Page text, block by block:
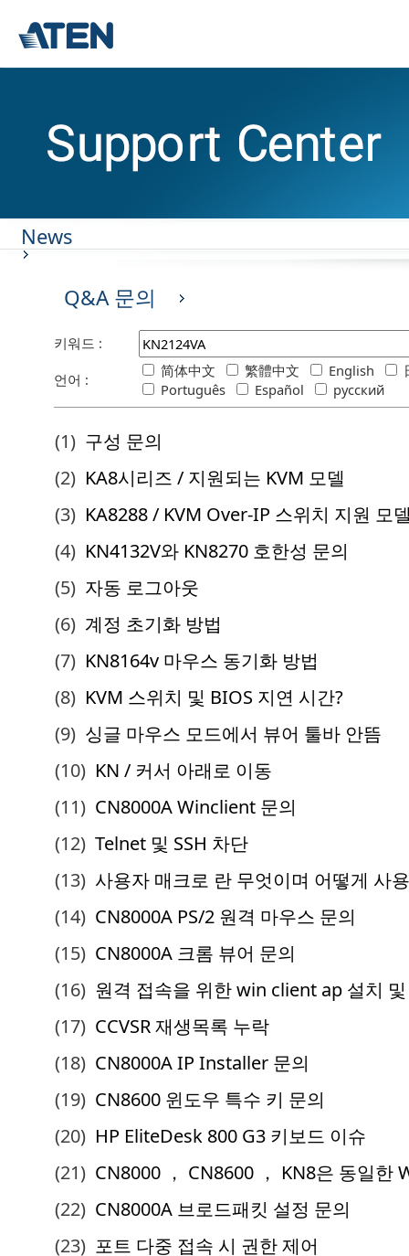
News
Q&A 문의
키워드 :
언어 :
简体中文 繁體中文 English
Português
Español русский